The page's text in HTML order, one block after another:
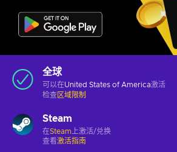
全球
可以在United States of America激活
检查 区域限制
Steam
在Steam 上激活/兑换
查看激活指南